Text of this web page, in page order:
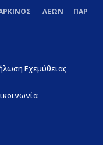
ΛΕΩΝ
Εχεμύθειας